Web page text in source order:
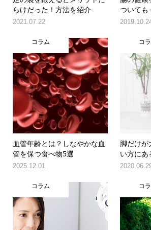
らけだった！方法を紹介
2021.07.22
ついても
コラム
血管年齢とは？しなやかな血
管を保つ食べ物5選
2025.12.01
コ
脚だけが
い方にあ
コラム コ